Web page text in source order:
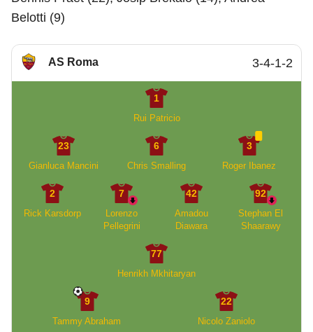
Belotti (9)
AS Roma 3-4-1-2
1
Rui Patricio
23
Gianluca Mancini
6
Chris Smalling
3
Roger Ibanez
2
Rick Karsdorp
7
Lorenzo
Pellegrini
42
Amadou
Diawara
92
Stephan El
Shaarawy
77
Henrikh Mkhitaryan
9
Tammy Abraham
22
Nicolo Zaniolo